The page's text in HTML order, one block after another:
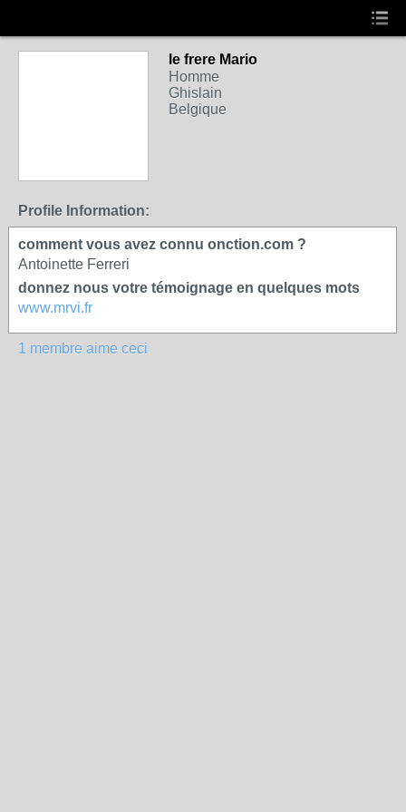
le frere Mario
Homme
Ghislain
Belgique
Profile Information:
comment vous avez connu onction.com ?
Antoinette Ferreri
donnez nous votre témoignage en quelques mots
www.mrvi.fr
1 membre aime ceci